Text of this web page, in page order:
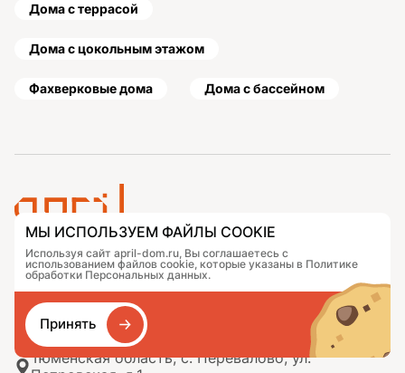
Дома с террасой
Дома с цокольным этажом
Фахверковые дома Дома с бассейном
Проекты
Подобрать дом
Портфолио
О компании
Сравнение
Контакты
Журнал
Как заказать
Тюменская область, с. Перевалово, ул.
МЫ ИСПОЛЬЗУЕМ ФАЙЛЫ COOKIE
Используя сайт april-dom.ru, Вы соглашаетесь с
использованием файлов cookie, которые указаны в Политике
обработки Персональных данных.
Принять